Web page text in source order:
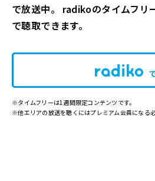
で放送中。 radikoのタイムフリ
で聴取できます。
※タイムフリーは1週間限定コンテンツです。
※他エリアの放送を聴くにはプレミアム会員になる必